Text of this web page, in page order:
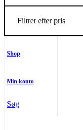
Filtrer efter pris
Shop
Min konto
Søg